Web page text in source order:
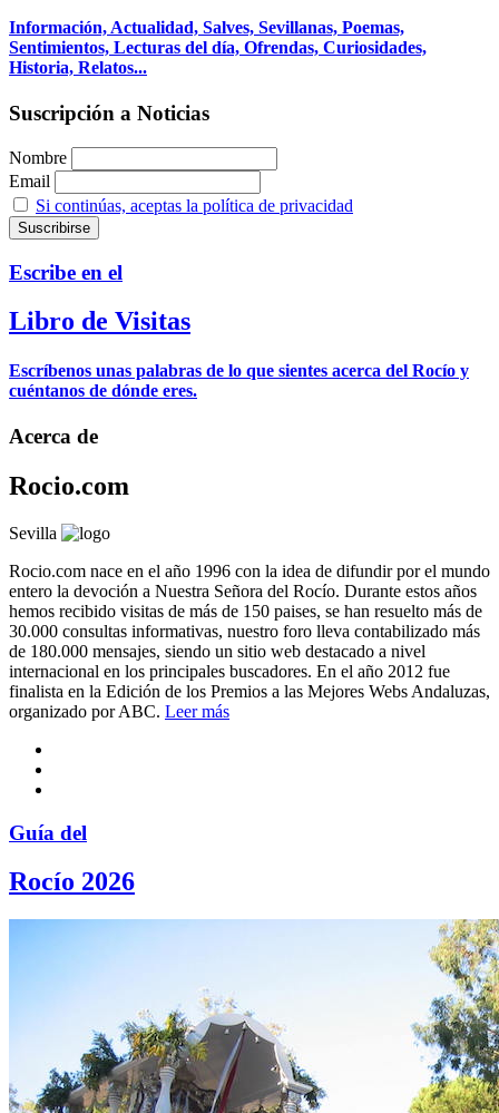
Información, Actualidad, Salves, Sevillanas, Poemas,
Sentimientos, Lecturas del día, Ofrendas, Curiosidades,
Historia, Relatos...
Suscripción a Noticias
Nombre
Email
Si continúas, aceptas la política de privacidad
Escribe en el
Libro de Visitas
Escríbenos unas palabras de lo que sientes acerca del Rocío y
cuéntanos de dónde eres.
Acerca de
Rocio.com
Sevilla
Rocio.com nace en el año 1996 con la idea de difundir por el mundo
entero la devoción a Nuestra Señora del Rocío. Durante estos años
hemos recibido visitas de más de 150 paises, se han resuelto más de
30.000 consultas informativas, nuestro foro lleva contabilizado más
de 180.000 mensajes, siendo un sitio web destacado a nivel
internacional en los principales buscadores. En el año 2012 fue
finalista en la Edición de los Premios a las Mejores Webs Andaluzas,
organizado por ABC. Leer más
Guía del
Rocío 2026